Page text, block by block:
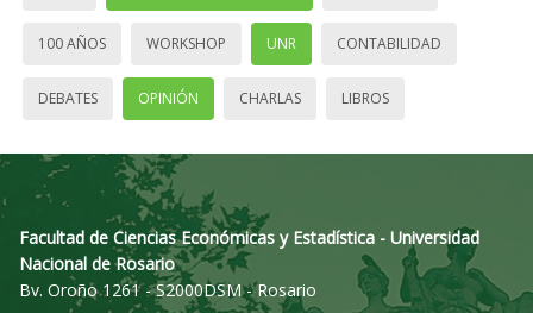
100 AÑOS WORKSHOP UNR CONTABILIDAD
DEBATES OPINIÓN CHARLAS LIBROS
Facultad de Ciencias Económicas y Estadística - Universidad
Nacional de Rosario
Bv. Oroño 1261 - S2000DSM - Rosario